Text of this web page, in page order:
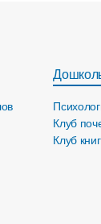
Клуб
Клуб